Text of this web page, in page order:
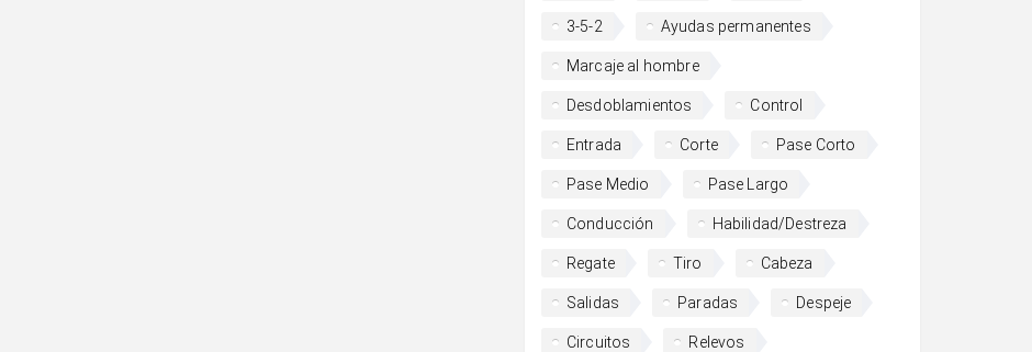
3-5-2 Ayudas permanentes
Marcaje al hombre
Desdoblamientos Control
Entrada Corte Pase Corto
Pase Medio Pase Largo
Conducción Habilidad/Destreza
Regate Tiro Cabeza
Salidas Paradas Despeje
Circuitos Relevos